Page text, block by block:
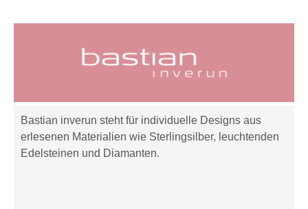
Bastian inverun steht für individuelle Designs aus
erlesenen Materialien wie Sterlingsilber, leuchtenden
Edelsteinen und Diamanten.